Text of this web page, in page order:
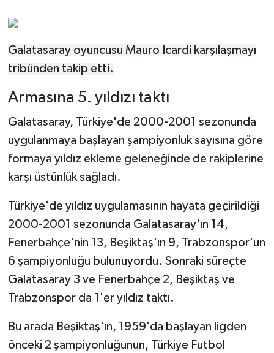
Galatasaray oyuncusu Mauro Icardi karşılaşmayı
tribünden takip etti.
Armasına 5. yıldızı taktı
Galatasaray, Türkiye'de 2000-2001 sezonunda
uygulanmaya başlayan şampiyonluk sayısına göre
formaya yıldız ekleme geleneğinde de rakiplerine
karşı üstünlük sağladı.
Türkiye'de yıldız uygulamasının hayata geçirildiği
2000-2001 sezonunda Galatasaray'ın 14,
Fenerbahçe'nin 13, Beşiktaş'ın 9, Trabzonspor'un
6 şampiyonluğu bulunuyordu. Sonraki süreçte
Galatasaray 3 ve Fenerbahçe 2, Beşiktaş ve
Trabzonspor da 1'er yıldız taktı.
Bu arada Beşiktaş'ın, 1959'da başlayan ligden
önceki 2 şampiyonluğunun, Türkiye Futbol